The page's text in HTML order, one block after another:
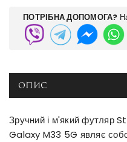
ПОТРІБНА ДОПОМОГА?
ОПИС
Зручний і м'який футляр
Galaxy M33 5G являє